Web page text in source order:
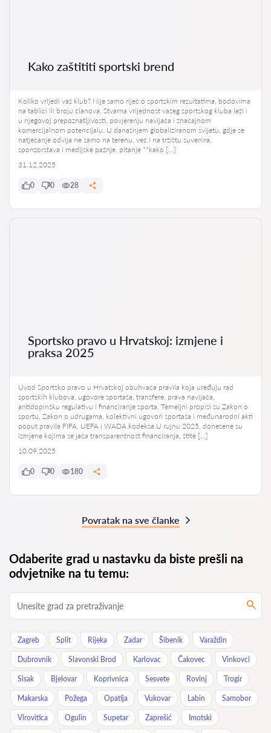
Kako zaštititi sportski brend
Koliko vrijedi vaš klub? Nije samo riječ o sportskim rezultatima, bodovima
na tablici ili broju članova. Stvarna vrijednost vašeg sportskog kluba leži i
u njegovoj prepoznatljivosti, povjerenju navijača i značajnom
komercijalnom potencijalu. U današnjem globaliziranom svijetu, gdje se
natjecanje odvija ne samo na terenu, već i na tržištu suvenira,
sponzorstava i medijske pažnje, pitanje **kako […]
31.12.2025
0 0 28
Sportsko pravo u Hrvatskoj: izmjene i
praksa 2025
Uvod Sportsko pravo u Hrvatskoj obuhvaća pravila koja uređuju rad
sportskih klubova, ugovore sportaša, transfere, prava navijača,
antidopinšku regulativu i financiranje sporta. Temeljni propisi su Zakon o
sportu, Zakon o udrugama, kolektivni ugovori sportaša i međunarodni akti
poput pravila FIFA, UEFA i WADA kodeksa.U rujnu 2025. donesene su
izmjene kojima se jača transparentnost financiranja, štite […]
10.09.2025
0 0 180
Povratak na sve članke
Odaberite grad u nastavku da biste prešli na
odvjetnike na tu temu:
Zagreb Split Rijeka Zadar Šibenik Varaždin
Dubrovnik Slavonski Brod Karlovac Čakovec Vinkovci
Sisak Bjelovar Koprivnica Sesvete Rovinj Trogir
Makarska Požega Opatija Vukovar Labin Samobor
Virovitica Ogulin Supetar Zaprešić Imotski